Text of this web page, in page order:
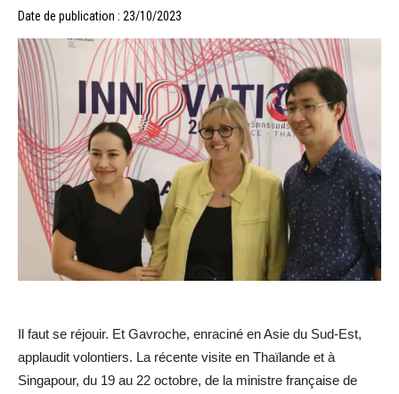
Date de publication : 23/10/2023
Il faut se réjouir. Et Gavroche, enraciné en Asie du Sud-Est,
applaudit volontiers. La récente visite en Thaïlande et à
Singapour, du 19 au 22 octobre, de la ministre française de